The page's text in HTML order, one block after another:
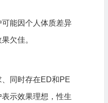
能因个人体质差异
欠佳。
同时存在ED和PE
示效果理想，性生